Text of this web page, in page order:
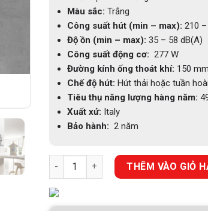
Màu sắc: Trắng
Công suất hút (min – max): 210
Độ ồn (min – max): 35 – 58 dB(A)
Công suất động cơ: 277 W
Đường kính ống thoát khí: 150 mm
Chế độ hút: Hút thải hoặc tuần
Tiêu thụ năng lượng hàng năm:
Xuất xứ: Italy
Bảo hành: 2 năm
MÁY HÚT MÙI ÁP TƯỜNG ELICA
THÊM VÀO GIỎ